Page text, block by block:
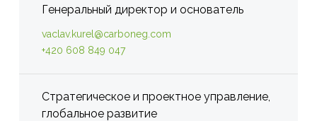
Генеральный директор и основатель
vaclav.kurel@carboneg.com
+420 608 849 047
Стратегическое и проектное управление,
глобальное развитие